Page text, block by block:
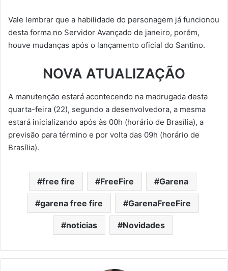
Vale lembrar que a habilidade do personagem já funcionou
desta forma no Servidor Avançado de janeiro, porém,
houve mudanças após o lançamento oficial do Santino.
NOVA ATUALIZAÇÃO
A manutenção estará acontecendo na madrugada desta
quarta-feira (22), segundo a desenvolvedora, a mesma
estará inicializando após às 00h (horário de Brasília), a
previsão para término e por volta das 09h (horário de
Brasília).
free fire FreeFire Garena
garena free fire GarenaFreeFire
noticias Novidades